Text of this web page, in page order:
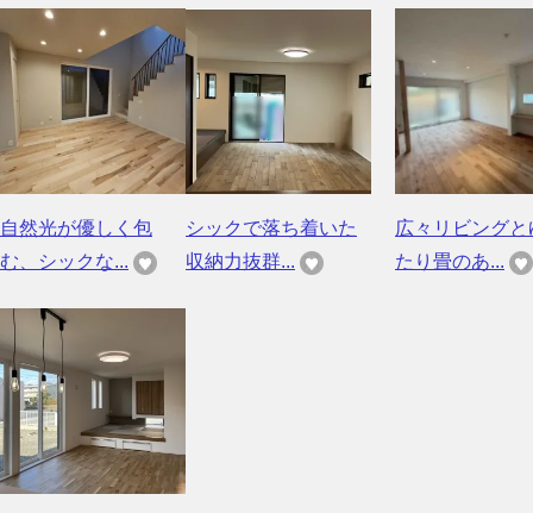
自然光が優しく包
む、シックな...
シックで落ち着いた
収納力抜群...
広々リビングと
たり畳のあ...